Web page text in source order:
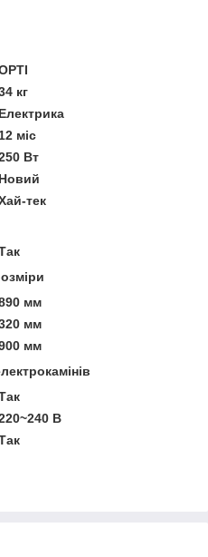
кг
Електрика
міс
Вт
Новий
тек
мм
мм
мм
В